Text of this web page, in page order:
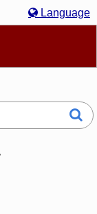
Language
日本語